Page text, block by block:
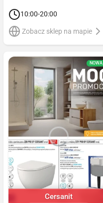
10:00-20:00
Zobacz sklep na mapie
NOWA
Cersanit